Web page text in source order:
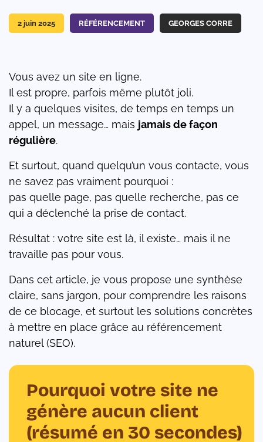
GEORGES CORRE
RÉFÉRENCEMENT
2 juin 2025
Vous avez un site en ligne.
Il est propre, parfois même plutôt joli.
Il y a quelques visites, de temps en temps un
appel, un message… mais jamais de façon
régulière.
Et surtout, quand quelqu’un vous contacte, vous
ne savez pas vraiment pourquoi :
pas quelle page, pas quelle recherche, pas ce
qui a déclenché la prise de contact.
Résultat : votre site est là, il existe… mais il ne
travaille pas pour vous.
Dans cet article, je vous propose une synthèse
claire, sans jargon, pour comprendre les raisons
de ce blocage, et surtout les solutions concrètes
à mettre en place grâce au référencement
naturel (SEO).
Pourquoi votre site ne
génère aucun client
(résumé en 30 secondes)